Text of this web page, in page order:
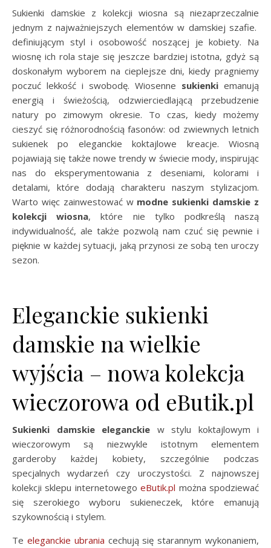
Sukienki damskie z kolekcji wiosna są niezaprzeczalnie
jednym z najważniejszych elementów w damskiej szafie.
definiującym styl i osobowość noszącej je kobiety. Na
wiosnę ich rola staje się jeszcze bardziej istotna, gdyż są
doskonałym wyborem na cieplejsze dni, kiedy pragniemy
poczuć lekkość i swobodę. Wiosenne sukienki emanują
energią i świeżością, odzwierciedlającą przebudzenie
natury po zimowym okresie. To czas, kiedy możemy
cieszyć się różnorodnością fasonów: od zwiewnych letnich
sukienek po eleganckie koktajlowe kreacje. Wiosną
pojawiają się także nowe trendy w świecie mody, inspirując
nas do eksperymentowania z deseniami, kolorami i
detalami, które dodają charakteru naszym stylizacjom.
Warto więc zainwestować w modne sukienki damskie z
kolekcji wiosna, które nie tylko podkreślą naszą
indywidualność, ale także pozwolą nam czuć się pewnie i
pięknie w każdej sytuacji, jaką przynosi ze sobą ten uroczy
sezon.
Eleganckie sukienki
damskie na wielkie
wyjścia – nowa kolekcja
wieczorowa od eButik.pl
Sukienki damskie eleganckie w stylu koktajlowym i
wieczorowym są niezwykle istotnym elementem
garderoby każdej kobiety, szczególnie podczas
specjalnych wydarzeń czy uroczystości. Z najnowszej
kolekcji sklepu internetowegoeButik.pl można spodziewać
się szerokiego wyboru sukieneczek, które emanują
szykownością i stylem.
Te eleganckie ubrania cechują się starannym wykonaniem,